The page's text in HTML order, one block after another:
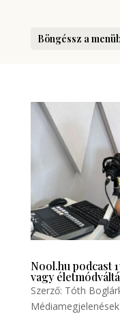
Böngéssz a
Nool.hu podcast
vagy
Szerző: Tóth
Médiamegjelenések